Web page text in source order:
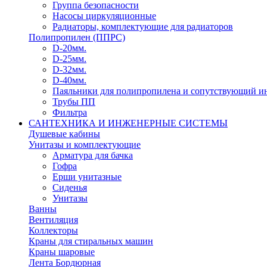
Группа безопасности
Насосы циркуляционные
Радиаторы, комплектующие для радиаторов
Полипропилен (ППРС)
D-20мм.
D-25мм.
D-32мм.
D-40мм.
Паяльники для полипропилена и сопутствующий
Трубы ПП
Фильтра
САНТЕХНИКА И ИНЖЕНЕРНЫЕ СИСТЕМЫ
Душевые кабины
Унитазы и комплектующие
Арматура для бачка
Гофра
Ерши унитазные
Сиденья
Унитазы
Ванны
Вентиляция
Коллекторы
Краны для стиральных машин
Краны шаровые
Лента Бордюрная